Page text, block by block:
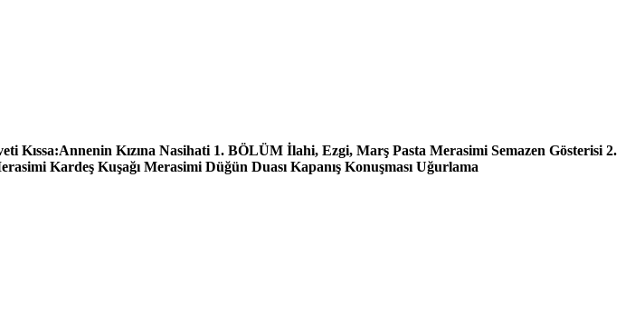
Kızına Nasihati 1. BÖLÜM İlahi, Ezgi, Marş Pasta Merasimi Semazen Gösterisi 2.
Kardeş Kuşağı Merasimi Düğün Duası Kapanış Konuşması Uğurlama